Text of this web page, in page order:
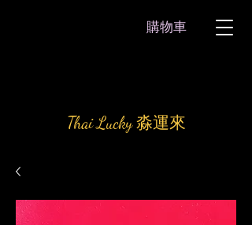
購物車
Thai Lucky 淼運來